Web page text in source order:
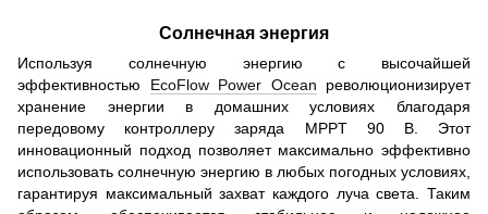
Солнечная энергия
Используя солнечную энергию с высочайшей
эффективностью EcoFlow Power Ocean революционизирует
хранение энергии в домашних условиях благодаря
передовому контроллеру заряда MPPT 90 В. Этот
инновационный подход позволяет максимально эффективно
использовать солнечную энергию в любых погодных условиях,
гарантируя максимальный захват каждого луча света. Таким